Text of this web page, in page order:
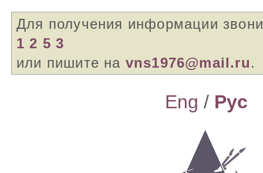
Для получения информации
1 2 5 3
или пишите на vns1976@mail.ru.
Eng / Pyc